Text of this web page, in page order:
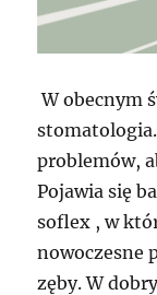
W obecnym
problemów,
Pojawia się
soflex , w
nowoczesne
zęby. W